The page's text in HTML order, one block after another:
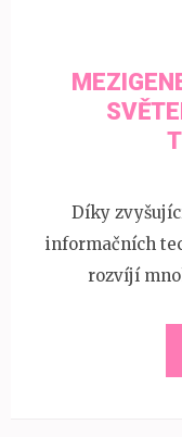
Díky
informačních
rozvíjí